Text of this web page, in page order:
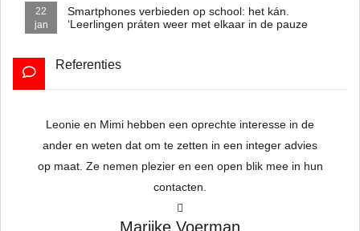
Smartphones verbieden op school: het kán.
‘Leerlingen práten weer met elkaar in de pauze
22
jan
Referenties
Leonie en Mimi hebben een oprechte interesse in de
ander en weten dat om te zetten in een integer advies
op maat. Ze nemen plezier en een open blik mee in hun
contacten.
Marijke Voerman